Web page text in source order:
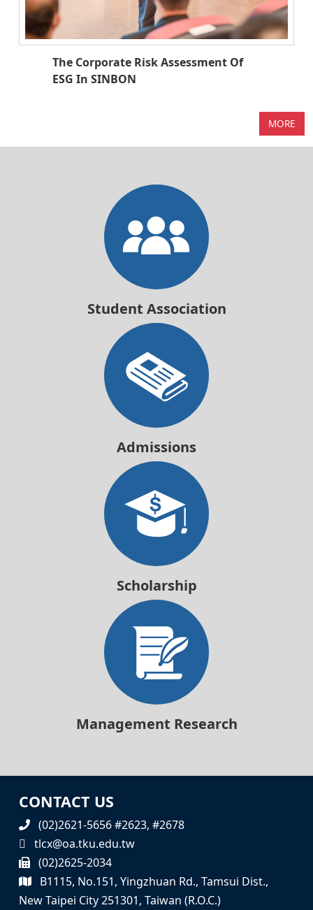
The Corporate Risk Assessment Of
ESG In SINBON
MORE
Student Association
Admissions
Scholarship
Management Research
CONTACT US
(02)2621-5656 #2623, #2678
tlcx@oa.tku.edu.tw
(02)2625-2034
B1115, No.151, Yingzhuan Rd., Tamsui Dist.,
New Taipei City 251301, Taiwan (R.O.C.)